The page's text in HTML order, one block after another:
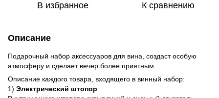
В избранное К сравнению
Описание
Подарочный набор аксессуаров для вина, создаст особую
атмосферу и сделает вечер более приятным.
Описание каждого товара, входящего в винный набор:
1) Электрический штопор